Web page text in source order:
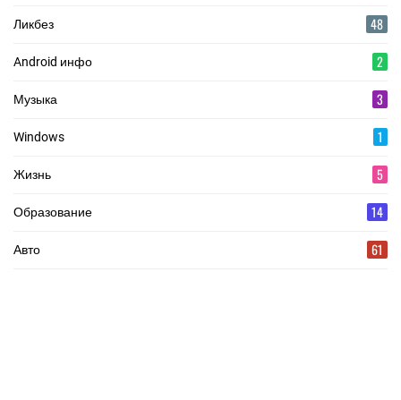
Ликбез 48
Android инфо 2
Музыка 3
Windows 1
Жизнь 5
Образование 14
Авто 61